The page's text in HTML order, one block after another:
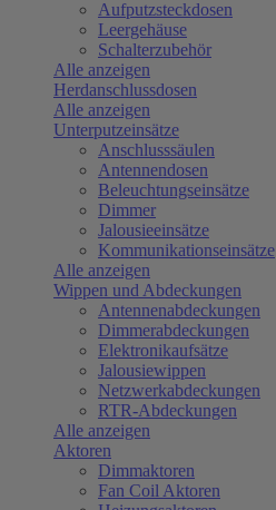
Aufputzsteckdosen
Leergehäuse
Schalterzubehör
Alle anzeigen
Herdanschlussdosen
Alle anzeigen
Unterputzeinsätze
Anschlusssäulen
Antennendosen
Beleuchtungseinsätze
Dimmer
Jalousieeinsätze
Kommunikationseinsätze
Alle anzeigen
Wippen und Abdeckungen
Antennenabdeckungen
Dimmerabdeckungen
Elektronikaufsätze
Jalousiewippen
Netzwerkabdeckungen
RTR-Abdeckungen
Alle anzeigen
Aktoren
Dimmaktoren
Fan Coil Aktoren